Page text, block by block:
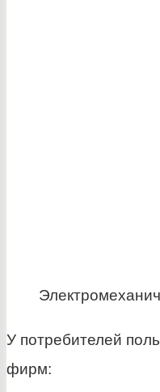
У потребителей
фирм: